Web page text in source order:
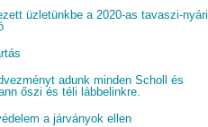
üzletünkbe a 2020-as tavaszi-nyári
adunk minden Scholl és
őszi és téli lábbelinkre.
a járványok ellen